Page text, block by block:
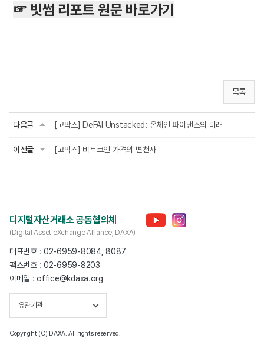
☞ 빗썸 리포트 원문 바로가기
목록
다음글 [고팍스] DeFAI Unstacked: 온체인 파이낸스의 미래
이전글 [고팍스] 비트코인 가격의 변천사
디지털자산거래소 공동협의체
(Digital Asset eXchange Alliance, DAXA)
대표번호 : 02-6959-8084, 8087
팩스번호 : 02-6959-8203
이메일 : office@kdaxa.org
유관기관
Copyright (C) DAXA. All rights reserved.